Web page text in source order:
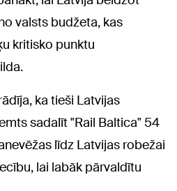
valsts budžeta, kas
kritisko punktu
ka tieši Latvijas
sadalīt "Rail Baltica" 54
līdz Latvijas robežai
lai labāk pārvaldītu